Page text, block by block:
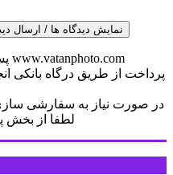
نمایش دیدگاه ها / ارسال
پسورد فایل ها در صورت وجود www.vatanphoto.com
پرداخت از طریق درگاه بانکی
در صورت نیاز به سفارشی
لطفا از بخش